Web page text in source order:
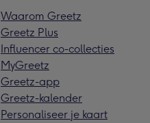
Waarom Greetz
Greetz Plus
Influencer co-collecties
MyGreetz
Greetz-app
Greetz-kalender
Personaliseer je kaart